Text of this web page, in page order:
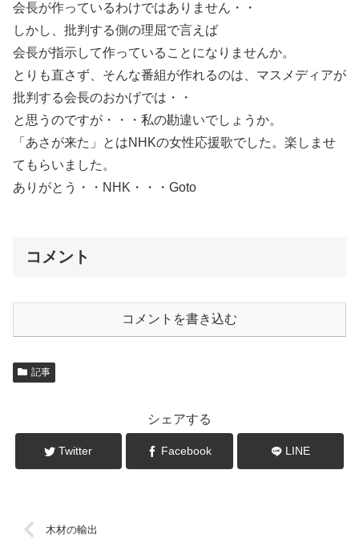
会長が作っているわけではありません・・
しかし、批判する側の理屈で言えば
会長が指示して作っていることになりませんか。
とりも直さず、そんな番組が作れるのは、マスメディアが
批判する会長のおかげでは・・
と思うのですが・・・私の勘違いでしょうか。
「あさが来た」とはNHKの女性応援歌でした。楽しませ
てもらいました。
ありがとう・・NHK・・・Goto
コメント
コメントを書き込む
記事
シェアする
Twitter Facebook LINE
木材の輸出